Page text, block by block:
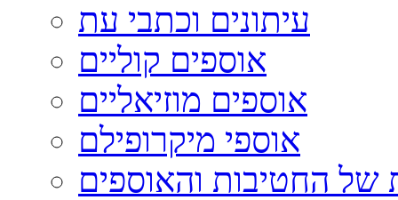
עיתונים וכתבי עת
אוספים קוליים
אוספים מוזיאליים
אוספי מיקרופילם
של החטיבות והאוספים